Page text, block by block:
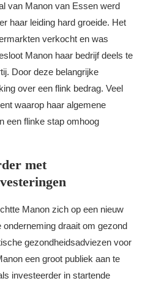
van Manon van Essen werd
haar leiding hard groeide. Het
verkocht en was
Manon haar bedrijf deels te
Door deze belangrijke
over een flink bedrag. Veel
waarop haar algemene
een flinke stap omhoog
met
Manon zich op een nieuw
draait om gezond
gezondheidsadviezen voor
een groot publiek aan te
investeerder in startende